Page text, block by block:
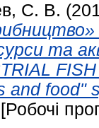
С. В.
та
and food"
[Робочі